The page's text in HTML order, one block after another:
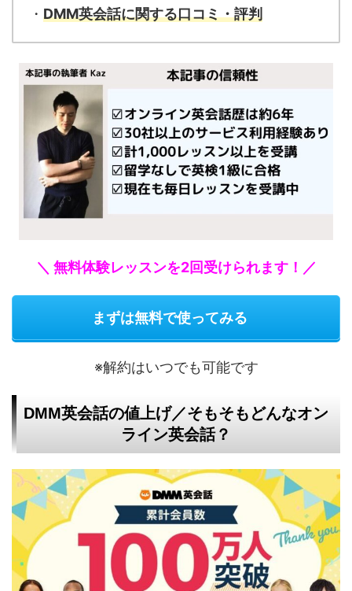
・ DMM英会話に関する口コミ・評判
＼ 無料体験レッスンを2回受けられます！／
まずは無料で使ってみる
※解約はいつでも可能です
DMM英会話の値上げ／そもそもどんなオン
ライン英会話？